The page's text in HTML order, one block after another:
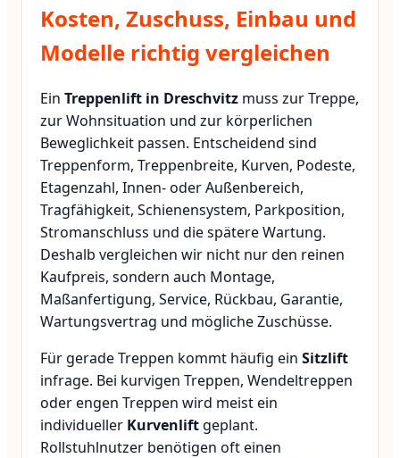
Kosten, Zuschuss, Einbau und
Modelle richtig vergleichen
Ein Treppenlift in Dreschvitz muss zur Treppe,
zur Wohnsituation und zur körperlichen
Beweglichkeit passen. Entscheidend sind
Treppenform, Treppenbreite, Kurven, Podeste,
Etagenzahl, Innen- oder Außenbereich,
Tragfähigkeit, Schienensystem, Parkposition,
Stromanschluss und die spätere Wartung.
Deshalb vergleichen wir nicht nur den reinen
Kaufpreis, sondern auch Montage,
Maßanfertigung, Service, Rückbau, Garantie,
Wartungsvertrag und mögliche Zuschüsse.
Für gerade Treppen kommt häufig ein Sitzlift
infrage. Bei kurvigen Treppen, Wendeltreppen
oder engen Treppen wird meist ein
individueller Kurvenlift geplant.
Rollstuhlnutzer benötigen oft einen